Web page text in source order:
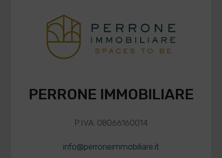
PERRONE IMMOBILIARE
P.IVA: 08066160014
info@perroneimmobiliare.it